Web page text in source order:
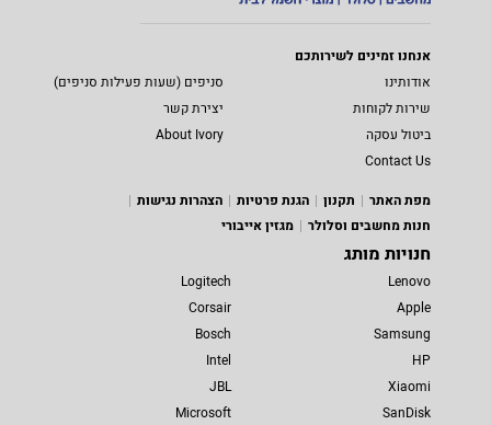
אנחנו זמינים לשירותכם
אודותינו
סניפים (שעות פעילות סניפים)
שירות לקוחות
יצירת קשר
ביטול עסקה
About Ivory
Contact Us
מפת האתר
תקנון הגנת פרטיות
הצהרות נגישות
חנות מחשבים וסלולר
מגזין אייבורי
חנויות מותג
Lenovo
Apple
Samsung
HP
Xiaomi
SanDisk
Logitech
Corsair
Bosch
Intel
JBL
Microsoft